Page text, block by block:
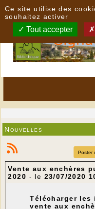
Nouvelles
Poster
Vente aux enchères
2020 - le 23/07/2020
Télécharger
vente aux
Ce site utilise des
souhaitez activer
Tout accepter